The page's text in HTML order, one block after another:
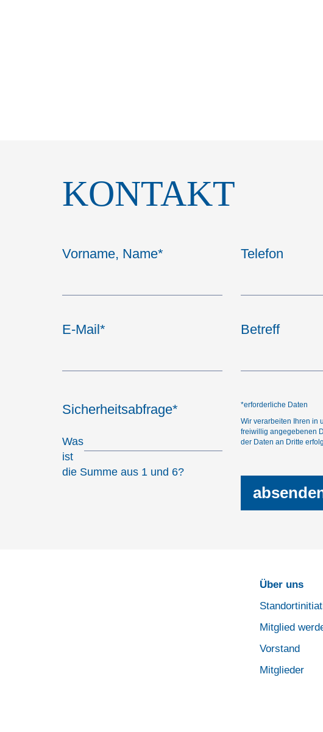
KONTAKT
Vorname, Name* Telefon
E-Mail* Betreff
Sicherheitsabfrage*
Was
ist
die Summe aus 1 und 6?
*erforderliche Daten
Wir verarbeiten Ihren in
freiwillig angegebenen
der Daten an Dritte
Über uns
Mitglied
Vorstand
Mitglieder